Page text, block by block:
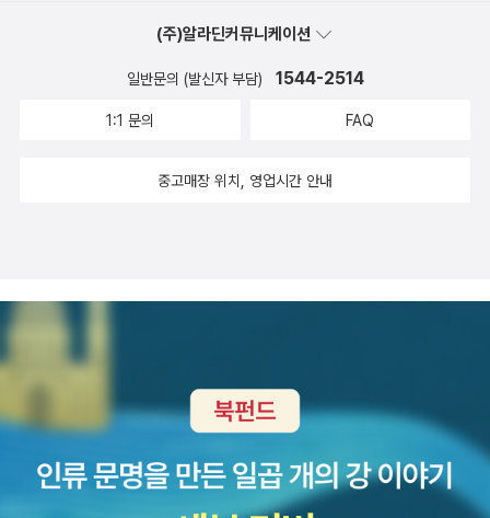
의 확충과 발전을 더 가속화해야 한다. 이들은 북한 핵무기의 지휘 통
자산, 북한의 핵무장 능력을 파괴?제거하는 장거리 정밀유도무기, 그
리고 북한의 핵 공격을 요격하는 고도화된 방공 전력 등으로 구성된
다. “적보다 먼저 핵무기를 사용하지 않는다”는 군사전략상 원칙 또
비핵화(conditional denuclearization)’ 노선의 채택이다. 북한의
핵무장 위협이 지속?악화되는 현실 속에서 이러한 무조건적 비핵화
노선으로는 더 이상 국민들의 안보 불안 인식을 해소하기 어렵다.조
건부 비핵화는 다음 3가지 조건이 필요하다. 미국은 핵우산 제공 공
약을 유지하고 그 실효성을 뒷받침하기 위한 제도적?물리적 장치를
보장해야 한다. 그리고 미국과 국제사회는 북한이 요구하는 공식적인
핵보유국 지위를 절대 인정해서는 안 된다. 또 하나, 한반도 주변 지역
에서 새로이 핵무기를 개발?보유하려는 국가가 등장하지 말아야 한
(주)알라딘커뮤니케이션
일반문의 (발신자 부담) 1544-2514
1:1 문의 FAQ
중고매장 위치, 영업시간 안내